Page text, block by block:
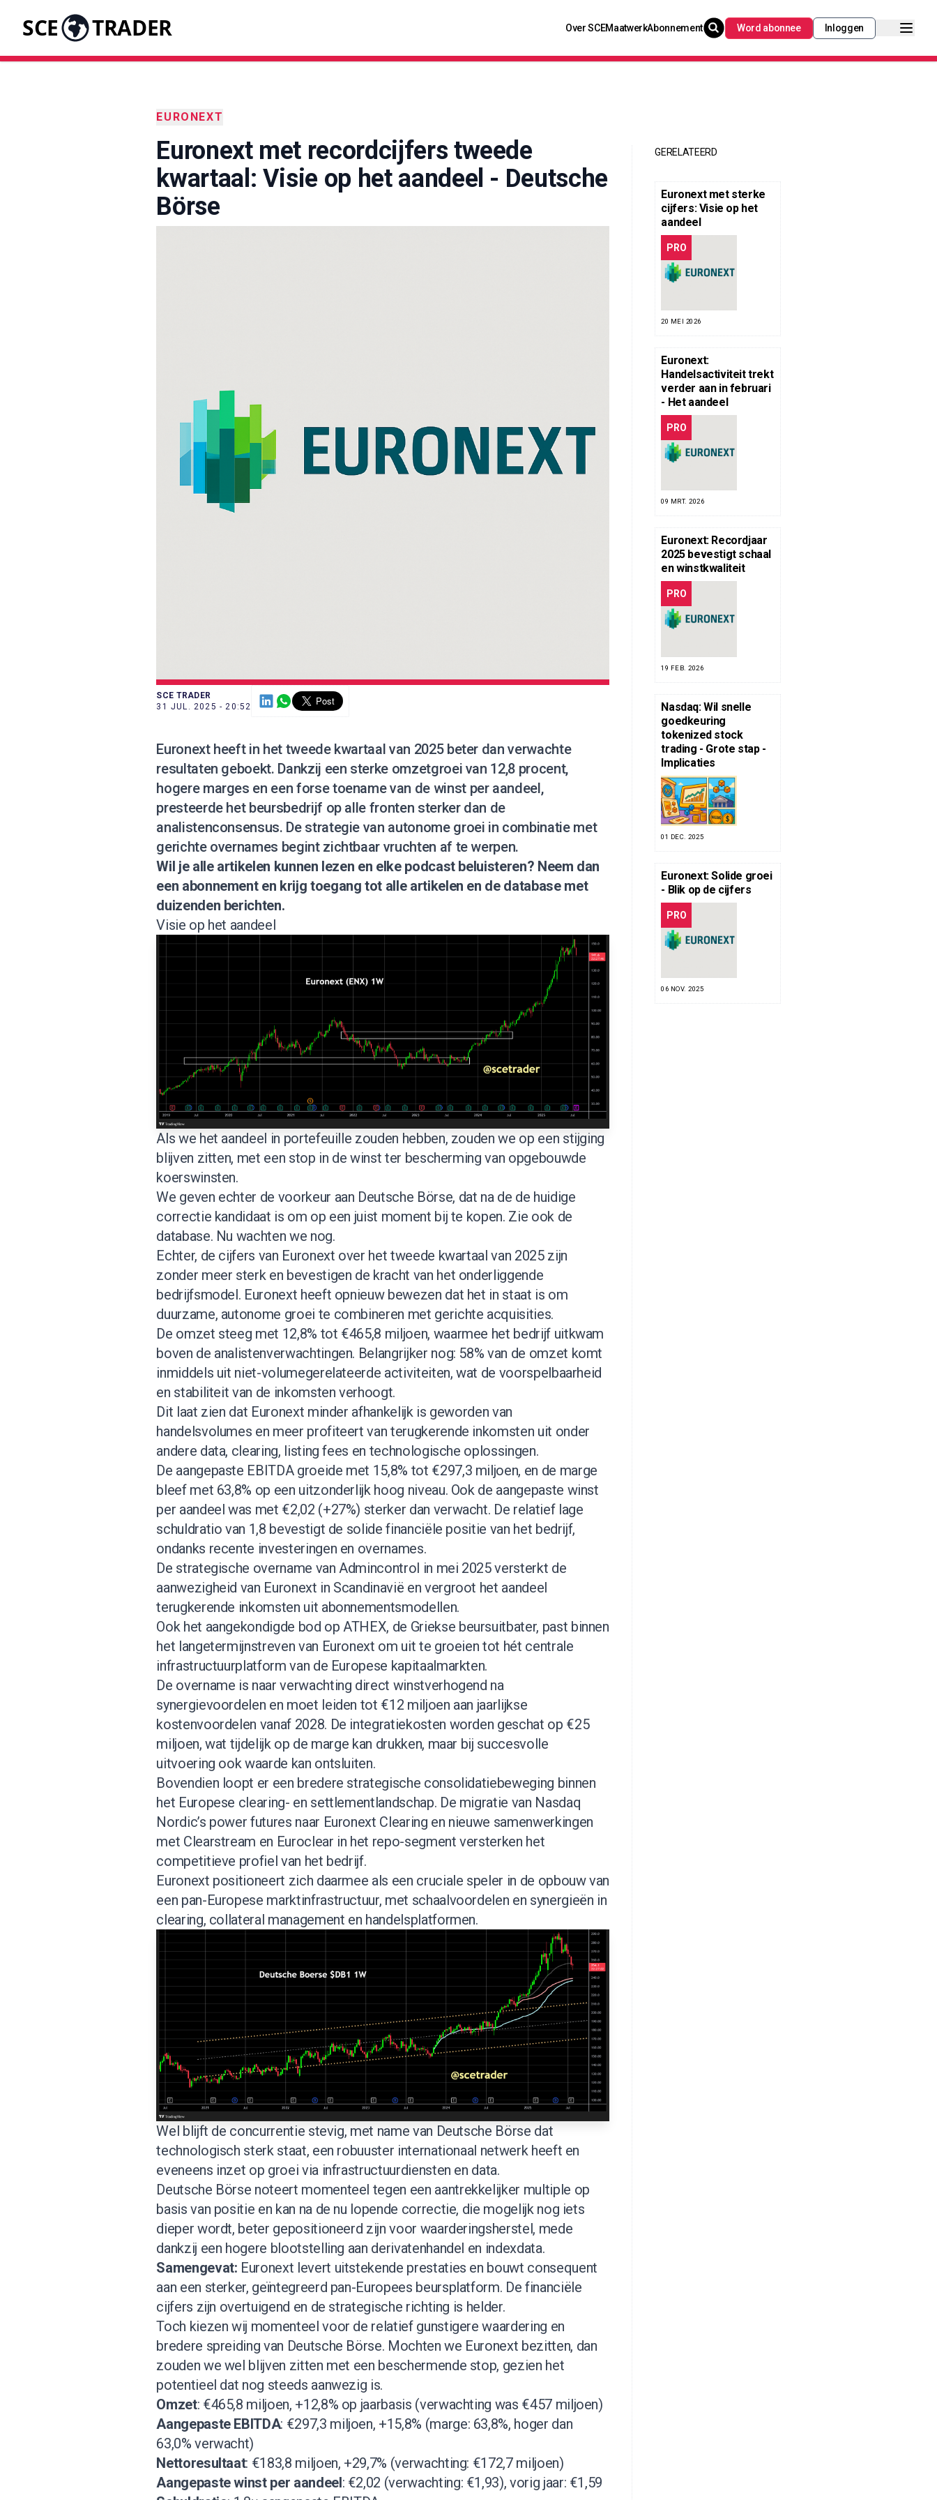
SCE TRADER Over SCEMaatwerkAbonnement Word abonnee Inloggen
EURONEXT
Euronext met recordcijfers tweede
kwartaal: Visie op het aandeel - Deutsche
Börse
SCE TRADER
31 JUL. 2025 - 20:52
Euronext heeft in het tweede kwartaal van 2025 beter dan verwachte
resultaten geboekt. Dankzij een sterke omzetgroei van 12,8 procent,
hogere marges en een forse toename van de winst per aandeel,
presteerde het beursbedrijf op alle fronten sterker dan de
analistenconsensus. De strategie van autonome groei in combinatie met
gerichte overnames begint zichtbaar vruchten af te werpen.
Wil je alle artikelen kunnen lezen en elke podcast beluisteren? Neem dan
een abonnementen krijg toegang tot alle artikelen en de database met
duizenden berichten.
Visie op het aandeel
Als we het aandeel in portefeuille zouden hebben, zouden we op een stijging
blijven zitten, met een stop in de winst ter bescherming van opgebouwde
koerswinsten.
We geven echter de voorkeur aan Deutsche Börse, dat na de de huidige
correctie kandidaat is om op een juist moment bij te kopen. Zie ook de
database. Nu wachten we nog.
Echter, de cijfers van Euronext over het tweede kwartaal van 2025 zijn
zonder meer sterk en bevestigen de kracht van het onderliggende
bedrijfsmodel. Euronext heeft opnieuw bewezen dat het in staat is om
duurzame, autonome groei te combineren met gerichte acquisities.
De omzet steeg met 12,8% tot €465,8 miljoen, waarmee het bedrijf uitkwam
boven de analistenverwachtingen. Belangrijker nog: 58% van de omzet komt
inmiddels uit niet-volumegerelateerde activiteiten, wat de voorspelbaarheid
en stabiliteit van de inkomsten verhoogt.
Dit laat zien dat Euronext minder afhankelijk is geworden van
handelsvolumes en meer profiteert van terugkerende inkomsten uit onder
andere data, clearing, listing fees en technologische oplossingen.
De aangepaste EBITDA groeide met 15,8% tot €297,3 miljoen, en de marge
bleef met 63,8% op een uitzonderlijk hoog niveau. Ook de aangepaste winst
per aandeel was met €2,02 (+27%) sterker dan verwacht. De relatief lage
schuldratio van 1,8 bevestigt de solide financiële positie van het bedrijf,
ondanks recente investeringen en overnames.
De strategische overname van Admincontrol in mei 2025 versterkt de
aanwezigheid van Euronext in Scandinavië en vergroot het aandeel
terugkerende inkomsten uit abonnementsmodellen.
Ook het aangekondigde bod op ATHEX, de Griekse beursuitbater, past binnen
het langetermijnstreven van Euronext om uit te groeien tot hét centrale
infrastructuurplatform van de Europese kapitaalmarkten.
De overname is naar verwachting direct winstverhogend na
synergievoordelen en moet leiden tot €12 miljoen aan jaarlijkse
kostenvoordelen vanaf 2028. De integratiekosten worden geschat op €25
miljoen, wat tijdelijk op de marge kan drukken, maar bij succesvolle
uitvoering ook waarde kan ontsluiten.
Bovendien loopt er een bredere strategische consolidatiebeweging binnen
het Europese clearing- en settlementlandschap. De migratie van Nasdaq
Nordic’s power futures naar Euronext Clearing en nieuwe samenwerkingen
met Clearstream en Euroclear in het repo-segment versterken het
competitieve profiel van het bedrijf.
Euronext positioneert zich daarmee als een cruciale speler in de opbouw van
een pan-Europese marktinfrastructuur, met schaalvoordelen en synergieën in
clearing, collateral management en handelsplatformen.
Wel blijft de concurrentie stevig, met name van Deutsche Börse dat
technologisch sterk staat, een robuuster internationaal netwerk heeft en
eveneens inzet op groei via infrastructuurdiensten en data.
Deutsche Börse noteert momenteel tegen een aantrekkelijker multiple op
basis van positie en kan na de nu lopende correctie, die mogelijk nog iets
dieper wordt, beter gepositioneerd zijn voor waarderingsherstel, mede
dankzij een hogere blootstelling aan derivatenhandel en indexdata.
Samengevat: Euronext levert uitstekende prestaties en bouwt consequent
aan een sterker, geïntegreerd pan-Europees beursplatform. De financiële
cijfers zijn overtuigend en de strategische richting is helder.
Toch kiezen wij momenteel voor de relatief gunstigere waardering en
bredere spreiding van Deutsche Börse. Mochten we Euronext bezitten, dan
zouden we wel blijven zitten met een beschermende stop, gezien het
potentieel dat nog steeds aanwezig is.
Omzet: €465,8 miljoen, +12,8% op jaarbasis (verwachting was €457 miljoen)
Aangepaste EBITDA: €297,3 miljoen, +15,8% (marge: 63,8%, hoger dan
63,0% verwacht)
Nettoresultaat: €183,8 miljoen, +29,7% (verwachting: €172,7 miljoen)
Aangepaste winst per aandeel: €2,02 (verwachting: €1,93), vorig jaar: €1,59
GERELATEERD
Euronext met sterke
cijfers: Visie op het
aandeel
PRO
20 MEI 2026
Euronext:
Handelsactiviteit trekt
verder aan in februari
- Het aandeel
PRO
09 MRT. 2026
Euronext: Recordjaar
2025 bevestigt schaal
en winstkwaliteit
PRO
19 FEB. 2026
Nasdaq: Wil snelle
goedkeuring
tokenized stock
trading - Grote stap -
Implicaties
01 DEC. 2025
Euronext: Solide groei
- Blik op de cijfers
PRO
06 NOV. 2025